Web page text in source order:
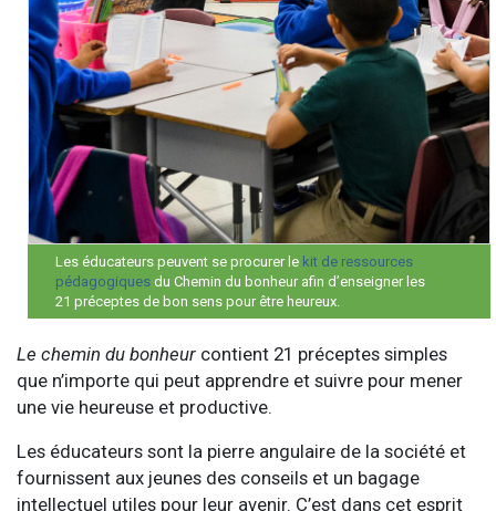
Les éducateurs peuvent se procurer le kit de ressources
pédagogiques du Chemin du bonheur afin d’enseigner les
21 préceptes de bon sens pour être heureux.
Le chemin du bonheur contient 21 préceptes simples
que n’importe qui peut apprendre et suivre pour mener
une vie heureuse et productive.
Les éducateurs sont la pierre angulaire de la société et
fournissent aux jeunes des conseils et un bagage
intellectuel utiles pour leur avenir. C’est dans cet esprit